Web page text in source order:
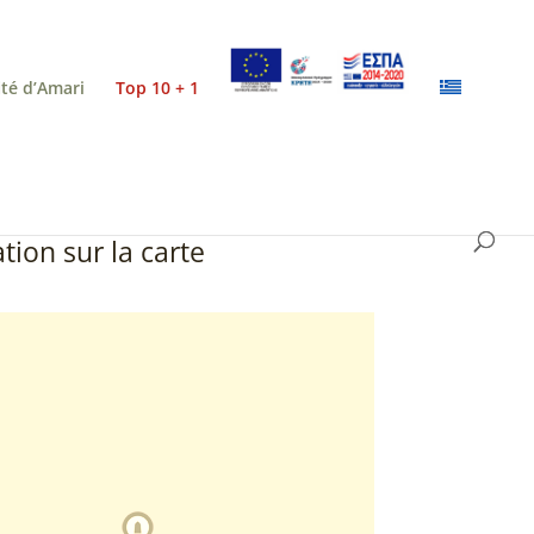
d’Amari Top 10 + 1
sur la carte